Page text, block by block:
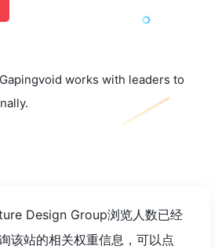
works with leaders to
Design Group浏览人数已经
该站的相关权重信息，可以点